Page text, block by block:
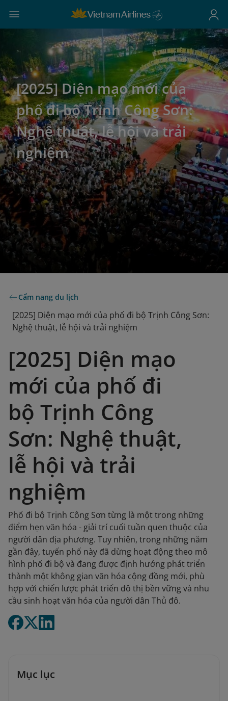
[2025] Diện mạo mới của
phố đi bộ Trịnh Công Sơn:
Nghệ thuật, lễ hội và trải
nghiệm
Cẩm nang du lịch
[2025] Diện mạo mới của phố đi bộ Trịnh Công Sơn:
Nghệ thuật, lễ hội và trải nghiệm
[2025] Diện mạo
mới của phố đi
bộ Trịnh Công
Sơn: Nghệ thuật,
lễ hội và trải
nghiệm
Phố đi bộ Trịnh Công Sơn từng là một trong những
điểm hẹn văn hóa - giải trí cuối tuần quen thuộc của
người dân địa phương. Tuy nhiên, trong những năm
gần đây, tuyến phố này đã dừng hoạt động theo mô
hình phố đi bộ và đang được định hướng phát triển
thành một không gian văn hóa cộng đồng mới, phù
hợp với chiến lược phát triển đô thị bền vững và nhu
cầu sinh hoạt văn hóa của người dân Thủ đô.
Mục lục